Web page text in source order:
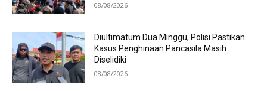
08/08/2026
Diultimatum Dua Minggu, Polisi Pastikan
Kasus Penghinaan Pancasila Masih
Diselidiki
08/08/2026